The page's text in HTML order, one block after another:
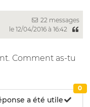
22 messages
le 12/04/2016 à 16:42
Comment as-tu
a été utile
0